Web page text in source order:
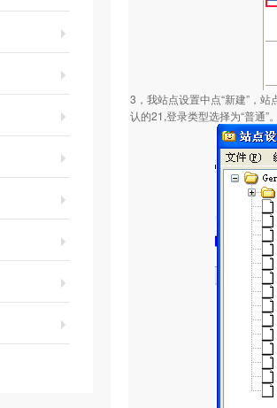
3，我站点设置中点“新建”，
认的21,登录类型选择为“普通”